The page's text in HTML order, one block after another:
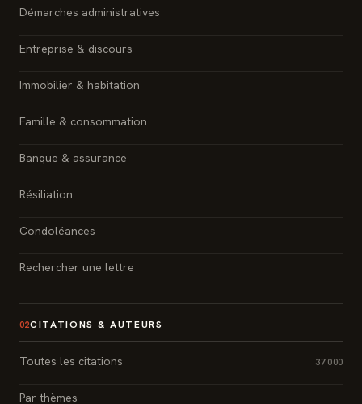
Démarches administratives
Entreprise & discours
Immobilier & habitation
Famille & consommation
Banque & assurance
Résiliation
Condoléances
Rechercher une lettre
02CITATIONS & AUTEURS
Toutes les citations 37 000
Par thèmes